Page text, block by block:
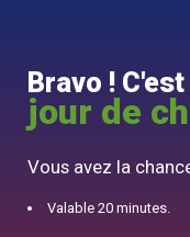
10% offert pour
Bravo !
jour de
Vous avez la
Valable 20 minutes.